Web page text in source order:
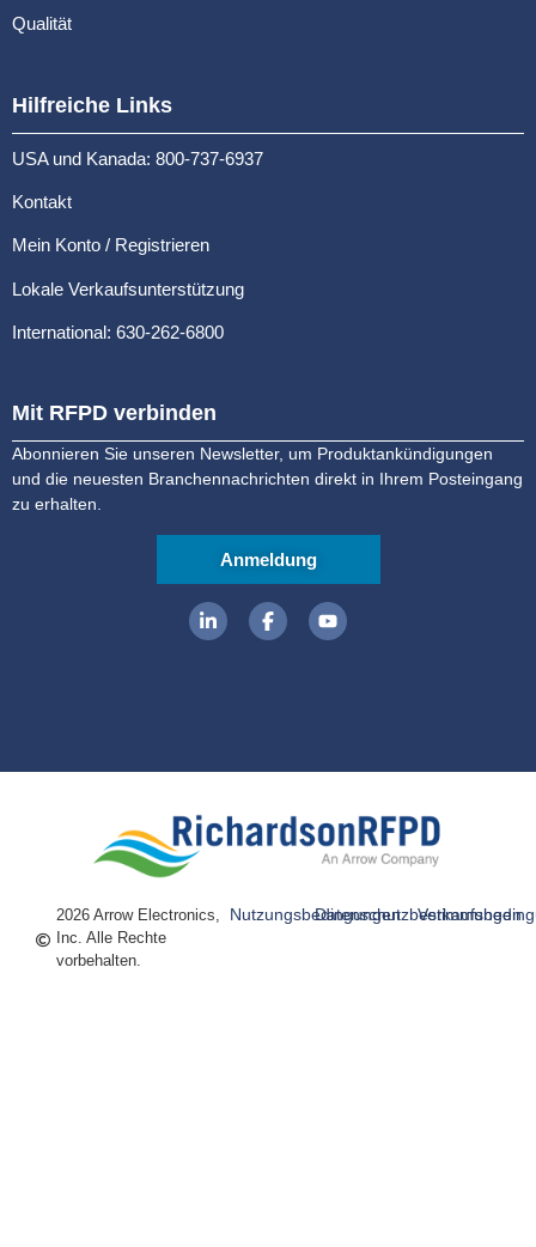
Qualität
Hilfreiche Links
USA und Kanada: 800-737-6937
Kontakt
Mein Konto / Registrieren
Lokale Verkaufsunterstützung
International: 630-262-6800
Mit RFPD verbinden
Abonnieren Sie unseren Newsletter, um Produktankündigungen
und die neuesten Branchennachrichten direkt in Ihrem Posteingang
zu erhalten.
Anmeldung
2026 Arrow Electronics,
Inc. Alle Rechte
vorbehalten.
NutzungsbedingungenDatenschutzbestimmungen